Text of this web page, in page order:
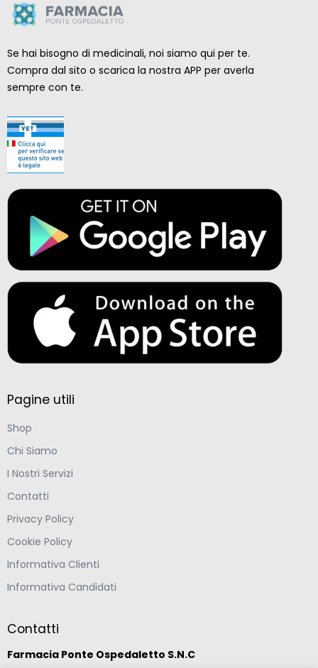
Se hai bisogno di medicinali, noi siamo qui per te.
Compra dal sito o scarica la nostra APP per averla
sempre con te.
Pagine utili
Shop
Chi Siamo
I Nostri Servizi
Contatti
Privacy Policy
Cookie Policy
Informativa Clienti
Informativa Candidati
Contatti
Farmacia Ponte Ospedaletto S.N.C